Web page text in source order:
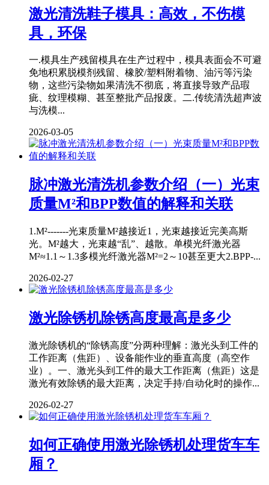
激光清洗鞋子模具：高效，不伤模
具，环保
一.模具生产残留模具在生产过程中，模具表面会不可避
免地积累脱模剂残留、橡胶/塑料附着物、油污等污染
物，这些污染物如果清洗不彻底，将直接导致产品瑕
疵、纹理模糊、甚至整批产品报废。二.传统清洗超声波
与洗模...
2026-03-05
脉冲激光清洗机参数介绍（一）光束
质量M²和BPP数值的解释和关联
1.M²-------光束质量M²越接近1，光束越接近完美高斯
光。M²越大，光束越“乱”、越散。单模光纤激光器
M²≈1.1～1.3多模光纤激光器M²=2～10甚至更大2.BPP-...
2026-02-27
激光除锈机除锈高度最高是多少
激光除锈机的“除锈高度”分两种理解：激光头到工件的
工作距离（焦距）、设备能作业的垂直高度（高空作
业）。一、激光头到工件的最大工作距离（焦距）这是
激光有效除锈的最大距离，决定手持/自动化时的操作...
2026-02-27
如何正确使用激光除锈机处理货车车
厢？